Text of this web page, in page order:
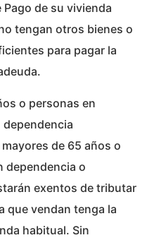
de su vivienda
tengan otros bienes o
para pagar la
o personas en
de 65 años o
dependencia o
exentos de tributar
que vendan tenga la
habitual. Sin